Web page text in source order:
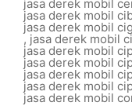
jasa derek mobil
jasa derek mobil
jasa derek mobil
, jasa derek mobil
jasa derek mobil
jasa derek mobil
jasa derek mobil
jasa derek mobil
jasa derek mobil